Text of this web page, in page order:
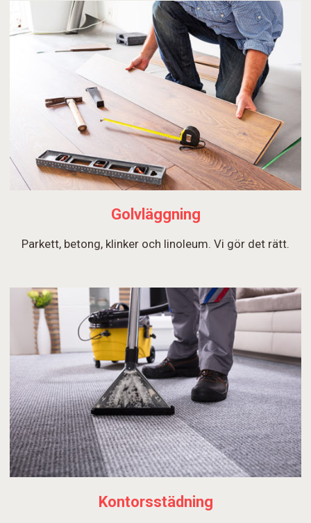
Golvläggning
Parkett, betong, klinker och linoleum. Vi gör det rätt.
Kontorsstädning